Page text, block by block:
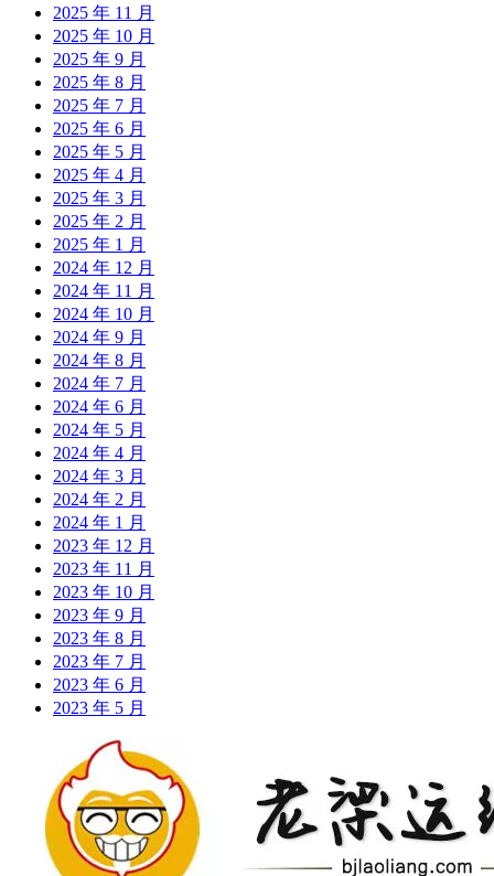
2025 年 11 月
2025 年 10 月
2025 年 9 月
2025 年 8 月
2025 年 7 月
2025 年 6 月
2025 年 5 月
2025 年 4 月
2025 年 3 月
2025 年 2 月
2025 年 1 月
2024 年 12 月
2024 年 11 月
2024 年 10 月
2024 年 9 月
2024 年 8 月
2024 年 7 月
2024 年 6 月
2024 年 5 月
2024 年 4 月
2024 年 3 月
2024 年 2 月
2024 年 1 月
2023 年 12 月
2023 年 11 月
2023 年 10 月
2023 年 9 月
2023 年 8 月
2023 年 7 月
2023 年 6 月
2023 年 5 月